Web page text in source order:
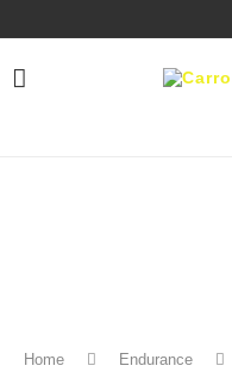
Home Endurance